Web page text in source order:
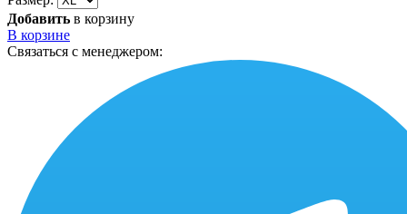
Добавить в корзину
В корзине
Связаться с менеджером: